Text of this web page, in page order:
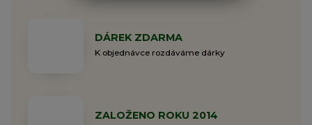
DÁREK ZDARMA
K objednávce rozdáváme dárky
ZALOŽENO ROKU 2014